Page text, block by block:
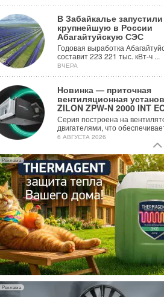
В Забайкалье запустили
крупнейшую в России
Абагайтуйскую СЭС
Годовая выработка
составит 223 221 тыс. кВт-ч ...
ВЧЕРА
Новинка — приточная
вентиляционная
ZILON ZPW-N 2000 INT
Серия построена на
двигателями, что
6 АВГУСТА 2026
Учёные ЮУрГУ создали
каскадную установку,
объединяющую
геотермальную энергию
Природосберегающие
6 АВГУСТА 2026
Для Арктики создали
технологию защиты
ветрогенераторов от
Разработка учитывает
мерзлоты, обледенения и
6 АВГУСТА 2026
Реклама
Реклама